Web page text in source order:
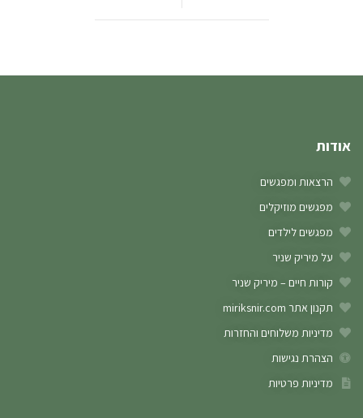
אודות
הרצאות ומפגשים
מפגשים מוזיקלים
מפגשים לילדים
על מיריק שניר
קורות חיים – מיריק שניר
תקנון אתר miriksnir.com
מדיניות משלוחים והחזרות
הצהרת נגישות
מדיניות פרטיות